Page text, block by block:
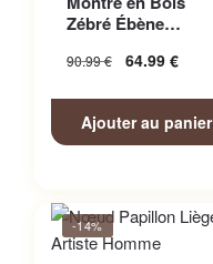
Zébré Ébène
90.99€ 64.99 €
Ajouter au panier
-14%